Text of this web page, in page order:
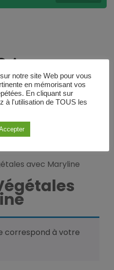
:
avec
avec Maryline
correspond à votre
notre site Web pour vous
en mémorisant vos
En cliquant sur
à l'utilisation de TOUS les